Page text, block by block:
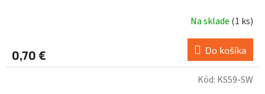
Na sklade (1 ks)
0,70 € Do košíka
Kód: KS59-SW